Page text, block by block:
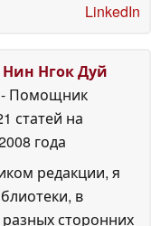
LinkedIn
Нин Нгок Дуй
- Помощник
статей на
года
редакции, я
в
сторонних